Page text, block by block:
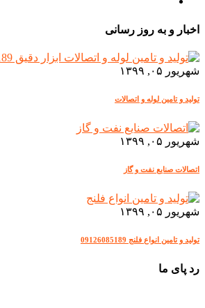
اخبار و به روز رسانی
شهریور ۰۵, ۱۳۹۹
تولید و تامین لوله و اتصالات
شهریور ۰۵, ۱۳۹۹
اتصالات صنایع نفت و گاز
شهریور ۰۵, ۱۳۹۹
تولید و تامین انواع فلنج 09126085189
رد پای ما